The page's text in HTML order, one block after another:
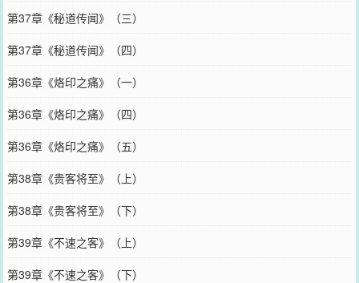
第37章《秘道传闻》（三）
第37章《秘道传闻》（四）
第36章《烙印之痛》（一）
第36章《烙印之痛》（四）
第36章《烙印之痛》（五）
第38章《贵客将至》（上）
第38章《贵客将至》（下）
第39章《不速之客》（上）
第39章《不速之客》（下）